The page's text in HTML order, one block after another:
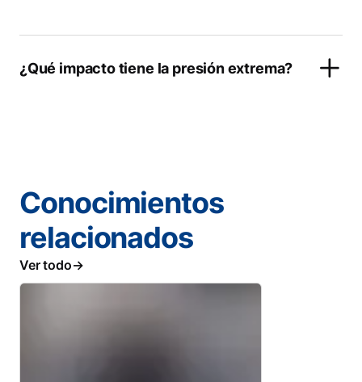
¿Qué impacto tiene la presión extrema?
Conocimientos
relacionados
Ver todo